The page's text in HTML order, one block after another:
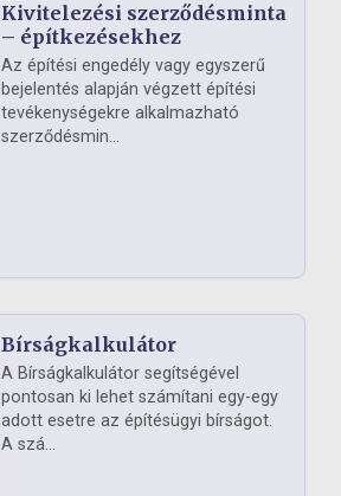
Kivitelezési szerződésminta
– építkezésekhez
Az építési engedély vagy egyszerű
bejelentés alapján végzett építési
tevékenységekre alkalmazható
szerződésmin...
Bírságkalkulátor
A Bírságkalkulátor segítségével
pontosan ki lehet számítani egy-egy
adott esetre az építésügyi bírságot.
A szá...